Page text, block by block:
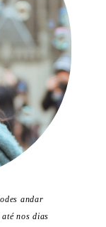
andar
nos dias